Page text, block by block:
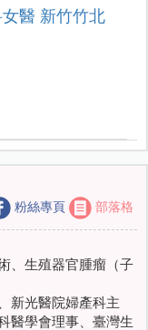
醫 新竹竹北
粉絲專頁 部落格
、生殖器官腫瘤（子
新光醫院婦產科主
醫學會理事、臺灣生